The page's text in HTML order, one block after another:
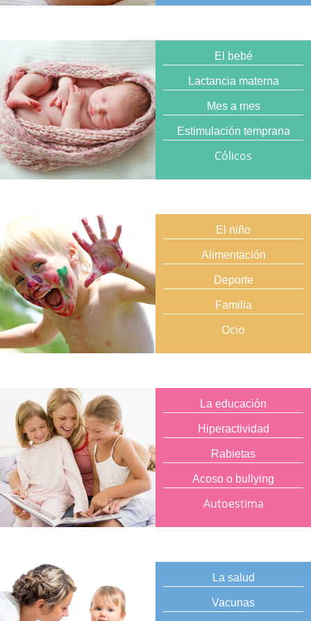
El bebé
Lactancia materna
Mes a mes
Estimulación temprana
Cólicos
El niño
Alimentación
Deporte
Familia
Ocio
La educación
Hiperactividad
Rabietas
Acoso o bullying
Autoestima
La salud
Vacunas